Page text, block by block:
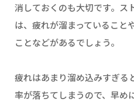
消しておくのも大切です。ス
は、疲れが溜まっていること
ことなどがあるでしょう。
疲れはあまり溜め込みすぎる
率が落ちてしまうので、早め